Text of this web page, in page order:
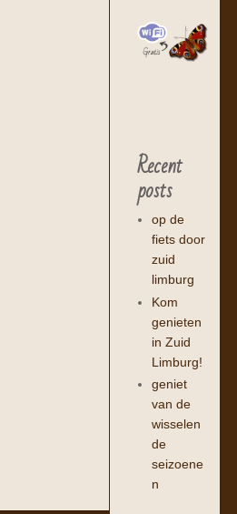
Recent
posts
op de
fiets door
zuid
limburg
Kom
genieten
in Zuid
Limburg!
geniet
van de
wisselen
de
seizoene
n